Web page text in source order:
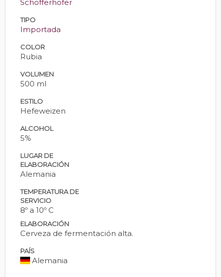
Schofferhofer
TIPO
Importada
COLOR
Rubia
VOLUMEN
500 ml
ESTILO
Hefeweizen
ALCOHOL
5%
LUGAR DE
ELABORACIÓN
Alemania
TEMPERATURA DE
SERVICIO
8º a 10º C
ELABORACIÓN
Cerveza de fermentación alta.
PAÍS
Alemania